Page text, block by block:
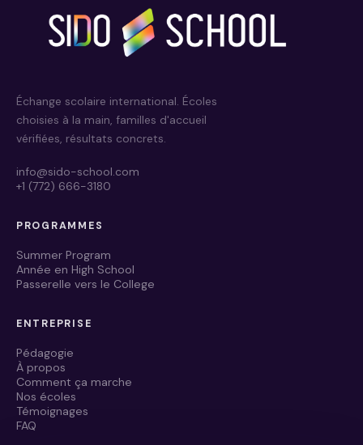
Échange scolaire international. Écoles
choisies à la main, familles d'accueil
vérifiées, résultats concrets.
info@sido-school.com
+1 (772) 666-3180
PROGRAMMES
Summer Program
Année en High School
Passerelle vers le College
ENTREPRISE
Pédagogie
À propos
Comment ça marche
Nos écoles
Témoignages
FAQ
Bonjour ! Je suis le collègue IA de Manon
et je réponds aux premières questions sur
Vous préférez en parler de vive
voix ?